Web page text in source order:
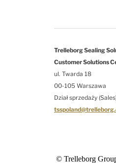
Trelleborg Sealing
Customer Solutions
ul. Twarda 18
00-105 Warszawa
Dział sprzedaży
© Trelleborg